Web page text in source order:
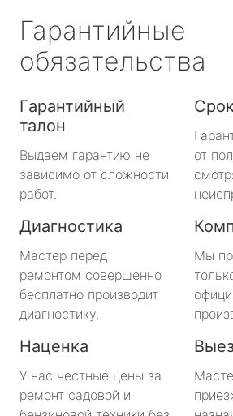
Гарантийные
обязательства
Гарантийный
талон
Выдаем гарантию не
зависимо от сложности
работ.
от
Диагностика
Мастер перед
ремонтом совершенно
бесплатно производит
диагностику.
Мы
Наценка
У нас честные цены за
ремонт садовой и